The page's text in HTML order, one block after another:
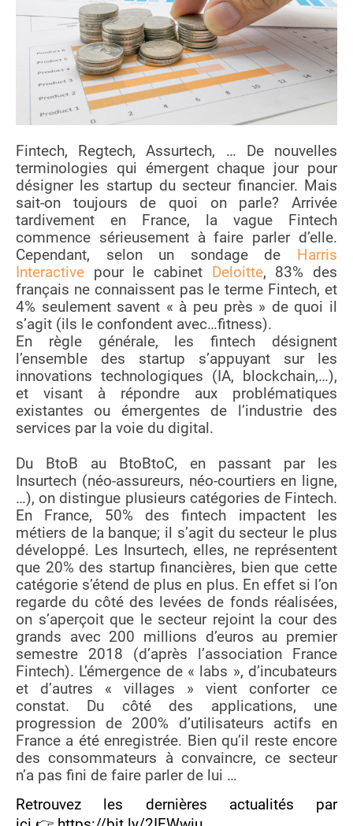
Fintech, Regtech, Assurtech, … De nouvelles
terminologies qui émergent chaque jour pour
désigner les startup du secteur financier. Mais
sait-on toujours de quoi on parle? Arrivée
tardivement en France, la vague Fintech
commence sérieusement à faire parler d’elle.
Cependant, selon un sondage de
Harris
Interactive pour le cabinet Deloitte, 83% des
français ne connaissent pas le terme Fintech, et
4% seulement savent « à peu près » de quoi il
s’agit (ils le confondent avec…fitness).
En règle générale, les fintech désignent
l’ensemble des startup s’appuyant sur les
innovations technologiques (IA, blockchain,…),
et visant à répondre aux problématiques
existantes ou émergentes de l’industrie des
services par la voie du digital.
Du BtoB au BtoBtoC, en passant par les
Insurtech (néo-assureurs, néo-courtiers en ligne,
…), on distingue plusieurs catégories de Fintech.
En France, 50% des fintech impactent les
métiers de la banque; il s’agit du secteur le plus
développé. Les Insurtech, elles, ne représentent
que 20% des startup financières, bien que cette
catégorie s’étend de plus en plus. En effet si l’on
regarde du côté des levées de fonds réalisées,
on s’aperçoit que le secteur rejoint la cour des
grands avec 200 millions d’euros au premier
semestre 2018 (d’après l’association France
Fintech). L’émergence de « labs », d’incubateurs
et d’autres « villages » vient conforter ce
constat. Du côté des applications, une
progression de 200% d’utilisateurs actifs en
France a été enregistrée. Bien qu’il reste encore
des consommateurs à convaincre, ce secteur
n’a pas fini de faire parler de lui …
Retrouvez les dernières actualités par